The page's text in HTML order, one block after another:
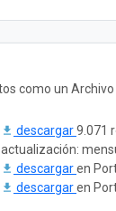
como un
descargar9.071
actualización:
descargaren
descargaren